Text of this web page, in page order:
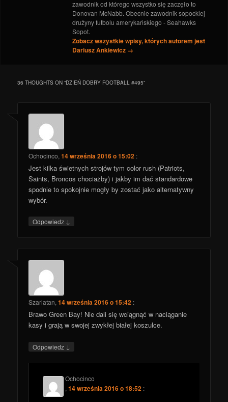
zawodnik od którego wszystko się zaczęło to
Donovan McNabb. Obecnie zawodnik sopockiej
drużyny futbolu amerykańskiego - Seahawks
Sopot.
Zobacz wszystkie wpisy, których autorem jest
Dariusz Ankiewicz →
36 THOUGHTS ON “DZIEŃ DOBRY FOOTBALL #495”
Ochocinco,14 września 2016 o 15:02 :
Jest kilka świetnych strojów tym color rush (Patriots,
Saints, Broncos chociażby) i jakby im dać standardowe
spodnie to spokojnie mogły by zostać jako alternatywny
wybór.
Odpowiedz ↓
Szarlatan,14 września 2016 o 15:42 :
Brawo Green Bay! Nie dali się wciągnąć w naciąganie
kasy i grają w swojej zwykłej białej koszulce.
Odpowiedz ↓
Ochocinco
,14 września 2016 o 18:52 :